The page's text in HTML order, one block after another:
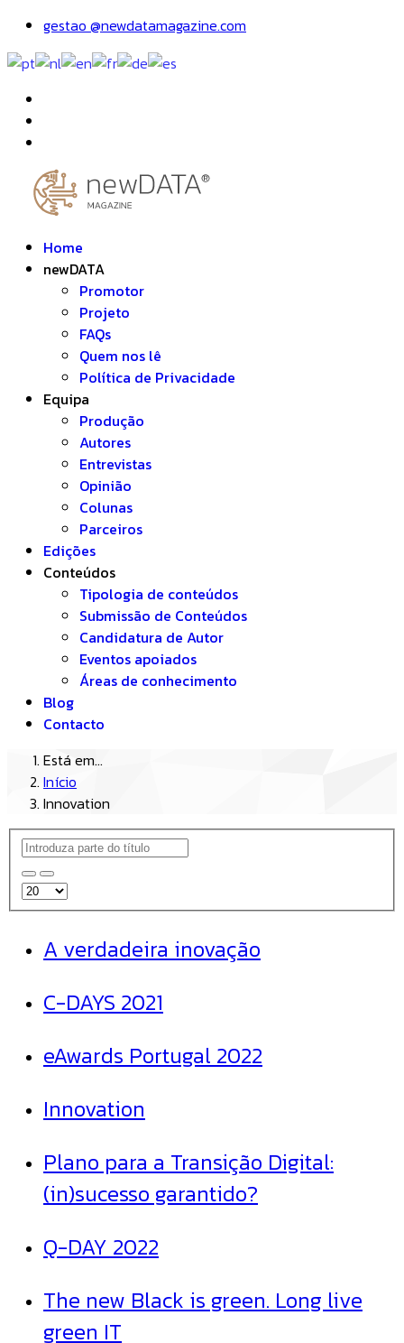
gestao @newdatamagazine.com
Home
newDATA
Promotor
Projeto
FAQs
Quem nos lê
Política de Privacidade
Equipa
Produção
Autores
Entrevistas
Opinião
Colunas
Parceiros
Edições
Conteúdos
Tipologia de conteúdos
Submissão de Conteúdos
Candidatura de Autor
Eventos apoiados
Áreas de conhecimento
Blog
Contacto
Está em...
Início
Innovation
A verdadeira inovação
C-DAYS 2021
eAwards Portugal 2022
Innovation
Plano para a Transição Digital:
(in)sucesso garantido?
Q-DAY 2022
The new Black is green. Long live
green IT